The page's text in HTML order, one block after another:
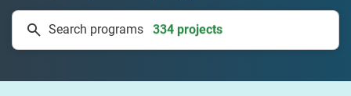
Search programs
50 countries